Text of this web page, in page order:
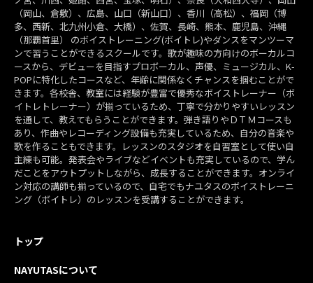
（岡山、倉敷）、広島、山口（新山口）、香川（高松）、福岡（博
多、西新、北九州小倉、大橋）、佐賀、長崎、熊本、鹿児島、沖縄
（那覇首里） のボイストレーニング(ボイトレ)やダンスをマンツーマ
ンで習うことができるスクールです。歌が趣味の方向けのボーカルコ
ースから、デビューを目指すプロボーカル、声優、ミュージカル、K-
POPに特化したコースなど、年齢に関係なくチャンスを掴むことがで
きます。各校舎、教室には経験が豊富で優秀なボイストレーナー（ボ
イトレトレーナー）が揃っているため、丁寧で分かりやすいレッスン
を通して、教えてもらうことができます。弾き語りやＤＴＭコースも
あり、作曲やレコーディング設備も充実しているため、自分の音楽や
歌を作ることもできます。レッスンのスタジオを自習室として使い自
主練も可能。発表会やライブなどイベントも充実しているので、学ん
だことをアウトプットしながら、成長することができます。オンライ
ン対応の講師も揃っているので、自宅でもナユタスのボイストレーニ
ング（ボイトレ）のレッスンを受講することができます。
トップ
NAYUTASについて